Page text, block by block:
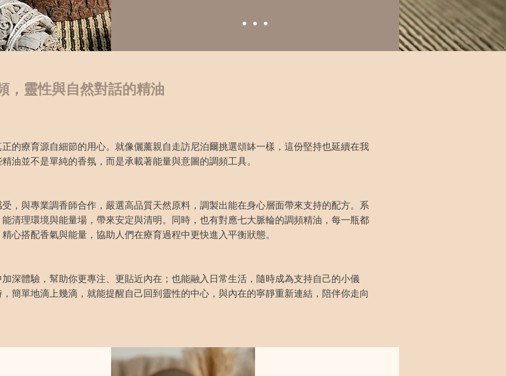
，靈性與自然對話的精油
的療育源自細節的用心。就像儷薰親自走訪尼泊爾挑選頌缽一樣，這份堅持也延續在我
油並不是單純的香氛，而是承載著能量與意圖的調頻工具。
，與專業調香師合作，嚴選高品質天然原料，調製出能在身心層面帶來支持的配方。系
清理環境與能量場，帶來安定與清明。同時，也有對應七大脈輪的調頻精油，每一瓶都
心搭配香氣與能量，協助人們在療育過程中更快進入平衡狀態。
深體驗，幫助你更專注、更貼近內在；也能融入日常生活，隨時成為支持自己的小儀
簡單地滴上幾滴，就能提醒自己回到靈性的中心，與內在的寧靜重新連結，陪伴你走向